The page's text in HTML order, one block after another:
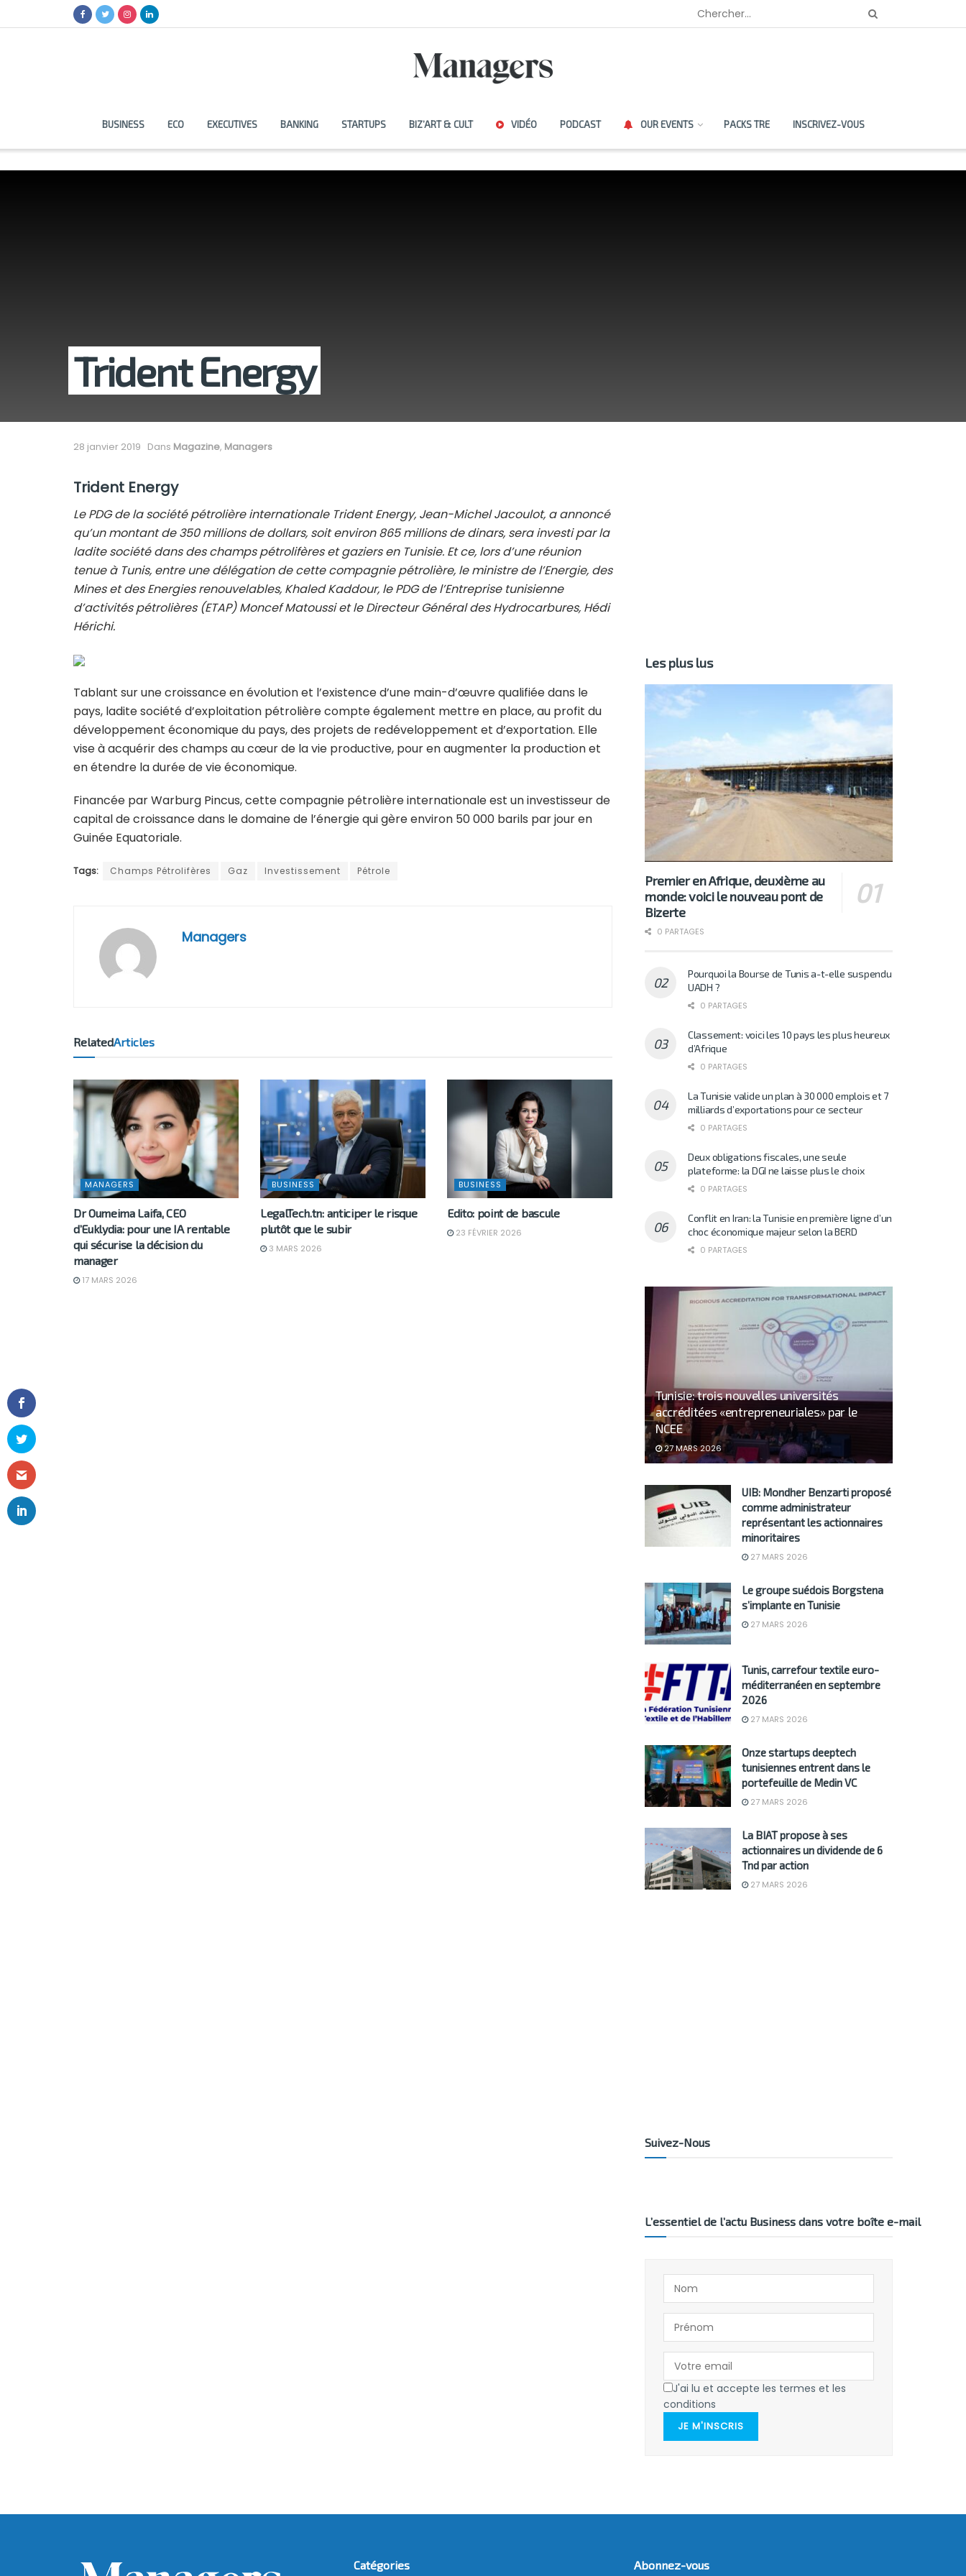
BUSINESS ECO EXECUTIVES BANKING STARTUPS BIZ’ART & CULT VIDÉO PODCAST OUR EVENTS PACKS TRE INSCRIVEZ-VOUS
Trident Energy
28 janvier 2019 Dans Magazine, Managers
Trident Energy
Le PDG de la société pétrolière internationale Trident Energy, Jean-Michel Jacoulot, a annoncé
qu’un montant de 350 millions de dollars, soit environ 865 millions de dinars, sera investi par la
ladite société dans des champs pétrolifères et gaziers en Tunisie. Et ce, lors d’une réunion
tenue à Tunis, entre une délégation de cette compagnie pétrolière, le ministre de l’Energie, des
Mines et des Energies renouvelables, Khaled Kaddour, le PDG de l’Entreprise tunisienne
d’activités pétrolières (ETAP) Moncef Matoussi et le Directeur Général des Hydrocarbures, Hédi
Hérichi.
Tablant sur une croissance en évolution et l’existence d’une main-d’œuvre qualifiée dans le
pays, ladite société d’exploitation pétrolière compte également mettre en place, au profit du
développement économique du pays, des projets de redéveloppement et d’exportation. Elle
vise à acquérir des champs au cœur de la vie productive, pour en augmenter la production et
en étendre la durée de vie économique.
Financée par Warburg Pincus, cette compagnie pétrolière internationale est un investisseur de
capital de croissance dans le domaine de l’énergie qui gère environ 50 000 barils par jour en
Guinée Equatoriale.
Tags: Champs Pétrolifères Gaz Investissement Pétrole
Managers
RelatedArticles
MANAGERS
Dr Oumeima Laifa, CEO
d’Euklydia: pour une IA rentable
qui sécurise la décision du
manager
17 MARS 2026
BUSINESS
LegalTech.tn: anticiper le risque
plutôt que le subir
3 MARS 2026
BUSINESS
Edito: point de bascule
23 FÉVRIER 2026
Les plus lus
Premier en Afrique, deuxième au
monde: voici le nouveau pont de
Bizerte
0 PARTAGES
Pourquoi la Bourse de Tunis a-t-elle suspendu
UADH ?
0 PARTAGES
Classement: voici les 10 pays les plus heureux
d’Afrique
0 PARTAGES
La Tunisie valide un plan à 30 000 emplois et 7
milliards d’exportations pour ce secteur
0 PARTAGES
Deux obligations fiscales, une seule
plateforme: la DGI ne laisse plus le choix
0 PARTAGES
Conflit en Iran: la Tunisie en première ligne d’un
choc économique majeur selon la BERD
0 PARTAGES
Tunisie: trois nouvelles universités
accréditées «entrepreneuriales» par le
NCEE
27 MARS 2026
UIB: Mondher Benzarti proposé
comme administrateur
représentant les actionnaires
minoritaires
27 MARS 2026
Le groupe suédois Borgstena
s’implante en Tunisie
27 MARS 2026
Tunis, carrefour textile euro-
méditerranéen en septembre
2026
27 MARS 2026
Onze startups deeptech
tunisiennes entrent dans le
portefeuille de Medin VC
27 MARS 2026
La BIAT propose à ses
actionnaires un dividende de 6
Tnd par action
27 MARS 2026
Suivez-Nous
L’essentiel de l’actu Business dans votre boîte e-mail
J'ai lu et accepte les termes et les
conditions
JE M'INSCRIS